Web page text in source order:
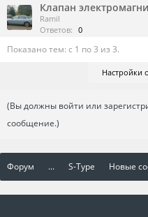
Клапан
Ramil
Ответов: 0
Показано тем: с 1 по 3 из 3.
Настройки
(Вы должны войти или
сообщение.)
Форум ... S-Type Новые